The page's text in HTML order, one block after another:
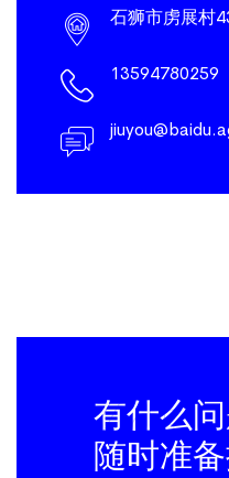
石狮市虏展村
13594780259
有什么
随时准